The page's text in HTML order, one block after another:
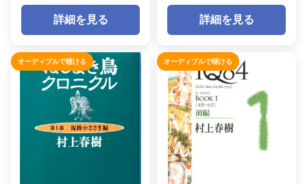
詳細を見る 詳細を見る
オーディブルで聴ける オーディブルで聴ける